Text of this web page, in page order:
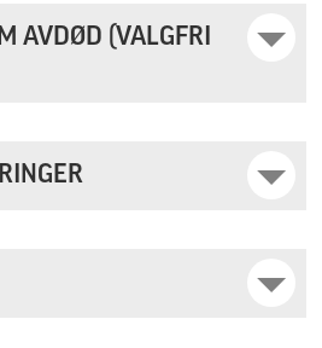
AVDØD (VALGFRI